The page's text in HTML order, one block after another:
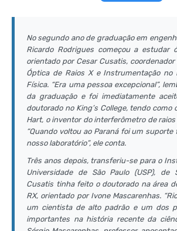
No segundo ano de graduação em
Ricardo Rodrigues começou a estudar
orientado por Cesar Cusatis,
Óptica de Raios X e Instrumentação no
Física. “Era uma pessoa excepcional”,
da graduação e foi imediatamente
doutorado no King’s College, tendo como
Hart, o inventor do interferômetro de raios
“Quando voltou ao Paraná foi um
nosso laboratório”, ele conta.
Três anos depois, transferiu-se para o
Universidade de São Paulo (USP), de
Cusatis tinha feito o doutorado na área
RX, orientado por Ivone Mascarenhas.
um cientista de alto padrão e um dos
importantes na história recente da